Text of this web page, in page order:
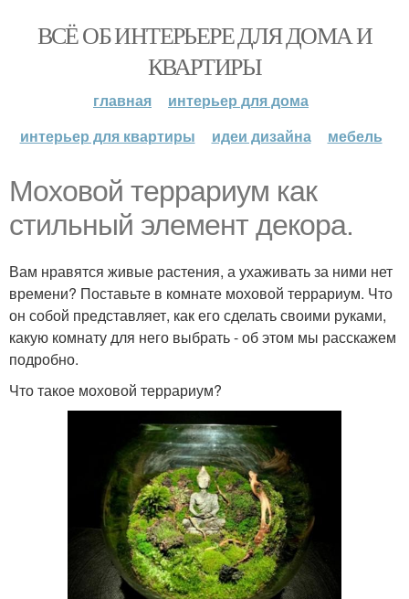
ВСЁ ОБ ИНТЕРЬЕРЕ ДЛЯ ДОМА И
КВАРТИРЫ
главная
интерьер для дома
интерьер для квартиры
идеи дизайна мебель
Моховой террариум как
стильный элемент декора.
Вам нравятся живые растения, а ухаживать за ними нет
времени? Поставьте в комнате моховой террариум. Что
он собой представляет, как его сделать своими руками,
какую комнату для него выбрать - об этом мы расскажем
подробно.
Что такое моховой террариум?